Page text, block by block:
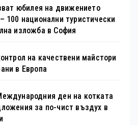
юбилея на движението
100 национални туристически
изложба в София
на качествени майстори
в Европа
ден на котката
за по-чист въздух в